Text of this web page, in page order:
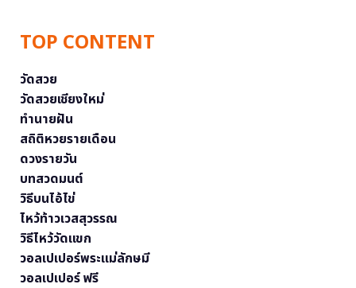
TOP CONTENT
วัดสวย
วัดสวยเชียงใหม่
ทำนายฝัน
สถิติหวยรายเดือน
ดวงรายวัน
บทสวดมนต์
วิธีบนไอ้ไข่
ไหว้ท้าวเวสสุวรรณ
วิธีไหว้วัดแขก
วอลเปเปอร์พระแม่ลักษมี
วอลเปเปอร์ ฟรี